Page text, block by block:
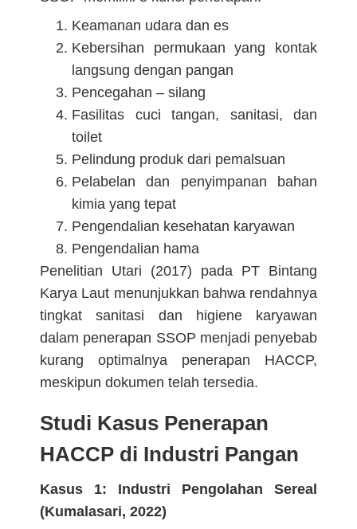
Keamanan udara dan es
Kebersihan permukaan yang kontak
langsung dengan pangan
Pencegahan – silang
Fasilitas cuci tangan, sanitasi, dan
toilet
Pelindung produk dari pemalsuan
Pelabelan dan penyimpanan bahan
kimia yang tepat
Pengendalian kesehatan karyawan
Pengendalian hama
Penelitian Utari (2017) pada PT Bintang
Karya Laut menunjukkan bahwa rendahnya
tingkat sanitasi dan higiene karyawan
dalam penerapan SSOP menjadi penyebab
kurang optimalnya penerapan HACCP,
meskipun dokumen telah tersedia.
Studi Kasus Penerapan
HACCP di Industri Pangan
Kasus 1: Industri Pengolahan Sereal
(Kumalasari, 2022)